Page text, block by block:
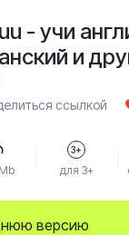
- учи
и
ссылкой
версию
3+
для 3+